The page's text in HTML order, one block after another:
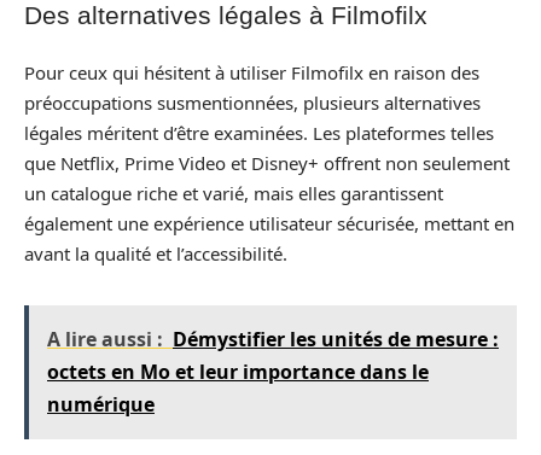
Des alternatives légales à Filmofilx
Pour ceux qui hésitent à utiliser Filmofilx en raison des
préoccupations susmentionnées, plusieurs alternatives
légales méritent d’être examinées. Les plateformes telles
que Netflix, Prime Video et Disney+ offrent non seulement
un catalogue riche et varié, mais elles garantissent
également une expérience utilisateur sécurisée, mettant en
avant la qualité et l’accessibilité.
A lire aussi : Démystifier les unités de mesure :
octets en Mo et leur importance dans le
numérique